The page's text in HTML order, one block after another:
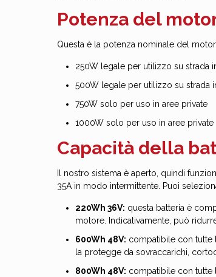
Potenza del
Questa è la potenza nominale del
250W legale per utilizzo su strada
500W legale per utilizzo su strada
750W solo per uso in aree private
1000W solo per uso in aree private
Capacità della
Il nostro sistema è aperto, quindi
35A in modo intermittente. Puoi
220Wh 36V: questa batteria è
motore. Indicativamente, può
600Wh 48V: compatibile con tutte
la protegge da sovraccarichi,
800Wh 48V: compatibile con tutte